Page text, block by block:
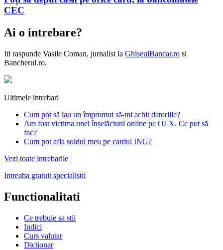
CEC
Ai o intrebare?
Iti raspunde Vasile Coman, jurnalist la GhiseulBancar.ro si
Bancherul.ro.
Ultimele intrebari
Cum pot să iau un împrumut să-mi achit datoriile?
Am fost victima unei înșelăciuni online pe OLX. Ce pot să
fac?
Cum pot afla soldul meu pe cardul ING?
Vezi toate intrebarile
Intreaba gratuit specialistii
Functionalitati
Ce trebuie sa stii
Indici
Curs valutar
Dictionar